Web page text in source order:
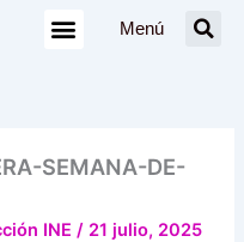
Menú
SEMANA-DE-
INE/ 21 julio, 2025